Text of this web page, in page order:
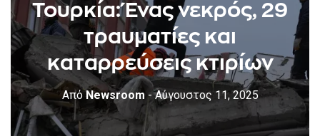
Τουρκία: Ένας νεκρός, 29
τραυματίες και
καταρρεύσεις κτιρίων
ΑπόNewsroom - Αύγουστος 11, 2025